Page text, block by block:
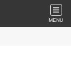
MENU